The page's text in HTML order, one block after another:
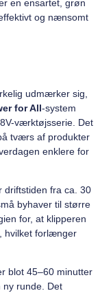
en ensartet, grøn
og nænsomt
udmærker sig,
for All-system
værktøjsserie. Det
tværs af produkter
enklere for
fra ca. 30
byhaver til større
for, at klipperen
hvilket forlænger
blot 45–60 minutter
ny runde. Det